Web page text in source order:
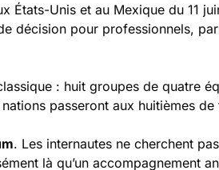
Unis et au Mexique du 11
décision pour professionnels,
: huit groupes de quatre
passeront aux huitièmes
. Les internautes ne cherchent
là qu’un accompagnement